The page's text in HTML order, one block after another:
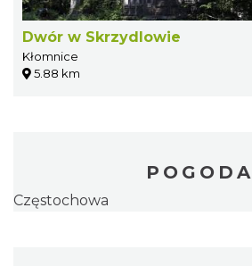
Dwór w Skrzydlowie
Kłomnice
5.88 km
POGODA
Częstochowa